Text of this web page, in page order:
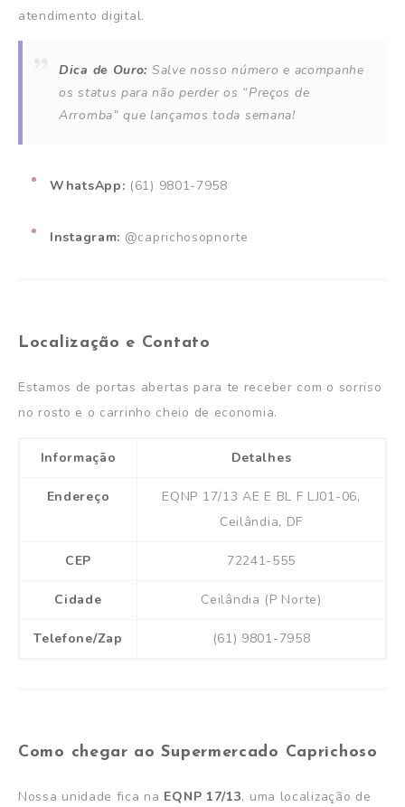
atendimento digital.
Dica de Ouro: Salve nosso número e acompanhe
os status para não perder os “Preços de
Arromba” que lançamos toda semana!
WhatsApp: (61) 9801-7958
Instagram: @caprichosopnorte
Localização e Contato
Estamos de portas abertas para te receber com o sorriso
no rosto e o carrinho cheio de economia.
Informação Detalhes
Endereço
EQNP 17/13 AE E BL F LJ01-06,
Ceilândia, DF
CEP 72241-555
Cidade Ceilândia (P Norte)
Telefone/Zap (61) 9801-7958
Como chegar ao Supermercado Caprichoso
Nossa unidade fica na EQNP 17/13, uma localização de